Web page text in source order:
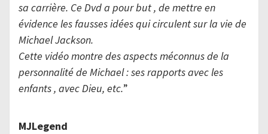
sa carrière. Ce Dvd a pour but , de mettre en
évidence les fausses idées qui circulent sur la vie de
Michael Jackson.
Cette vidéo montre des aspects méconnus de la
personnalité de Michael : ses rapports avec les
enfants , avec Dieu, etc.”
MJLegend